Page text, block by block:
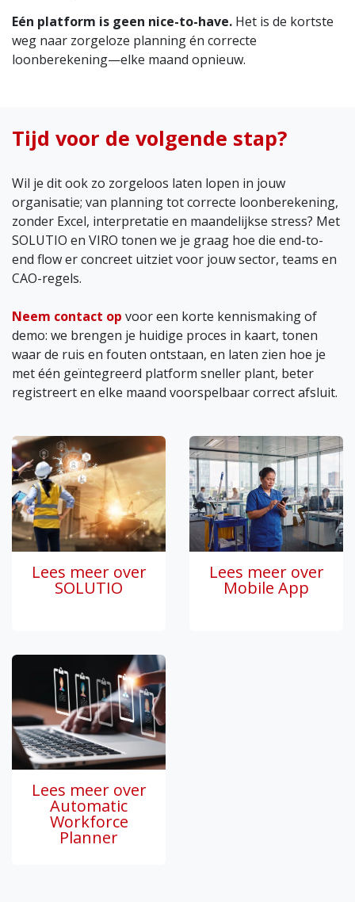
Eén platform is geen nice-to-have. Het is de kortste
weg naar zorgeloze planning én correcte
loonberekening—elke maand opnieuw.
Tijd voor de volgende stap?
Wil je dit ook zo zorgeloos laten lopen in jouw
organisatie; van planning tot correcte loonberekening,
zonder Excel, interpretatie en maandelijkse stress? Met
SOLUTIO en VIRO tonen we je graag hoe die end-to-
end flow er concreet uitziet voor jouw sector, teams en
CAO-regels.
Neem contact op voor een korte kennismaking of
demo: we brengen je huidige proces in kaart, tonen
waar de ruis en fouten ontstaan, en laten zien hoe je
met één geïntegreerd platform sneller plant, beter
registreert en elke maand voorspelbaar correct afsluit.
Lees meer over
SOLUTIO
Lees meer over
Mobile App
Lees meer over
Automatic
Workforce
Planner